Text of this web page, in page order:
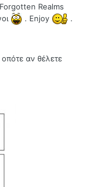
Realms
. Enjoy .
αν θέλετε